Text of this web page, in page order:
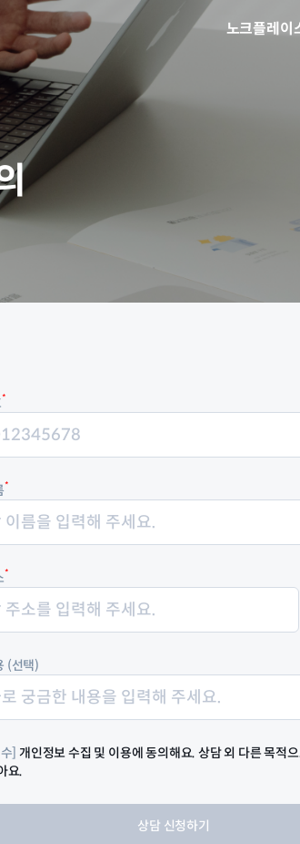
노크플레이
*
*
*
(선택)
] 개인정보 수집 및 이용에 동의해요. 상담 외 다른 목적
요.
상담 신청하기